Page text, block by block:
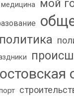
медицина мой
политика